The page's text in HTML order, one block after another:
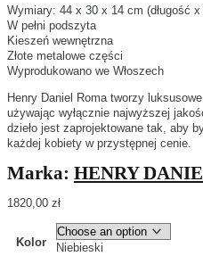
Wymiary: 44 x 30 x 14 cm (długość
W pełni podszyta
Kieszeń wewnętrzna
Złote metalowe części
Wyprodukowano we Włoszech
Henry Daniel Roma tworzy
używając wyłącznie najwyższej
dzieło jest zaprojektowane tak, aby
każdej kobiety w przystępnej cenie.
Marka: HENRY
1820,00 zł
Kolor Niebieski